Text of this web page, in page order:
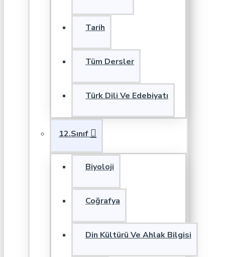
Tarih
Tüm Dersler
Türk Dili Ve Edebiyatı
12.Sınıf
Biyoloji
Coğrafya
Din Kültürü Ve Ahlak Bilgisi